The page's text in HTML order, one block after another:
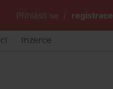
Přihlásit se / registrace
Inzerce